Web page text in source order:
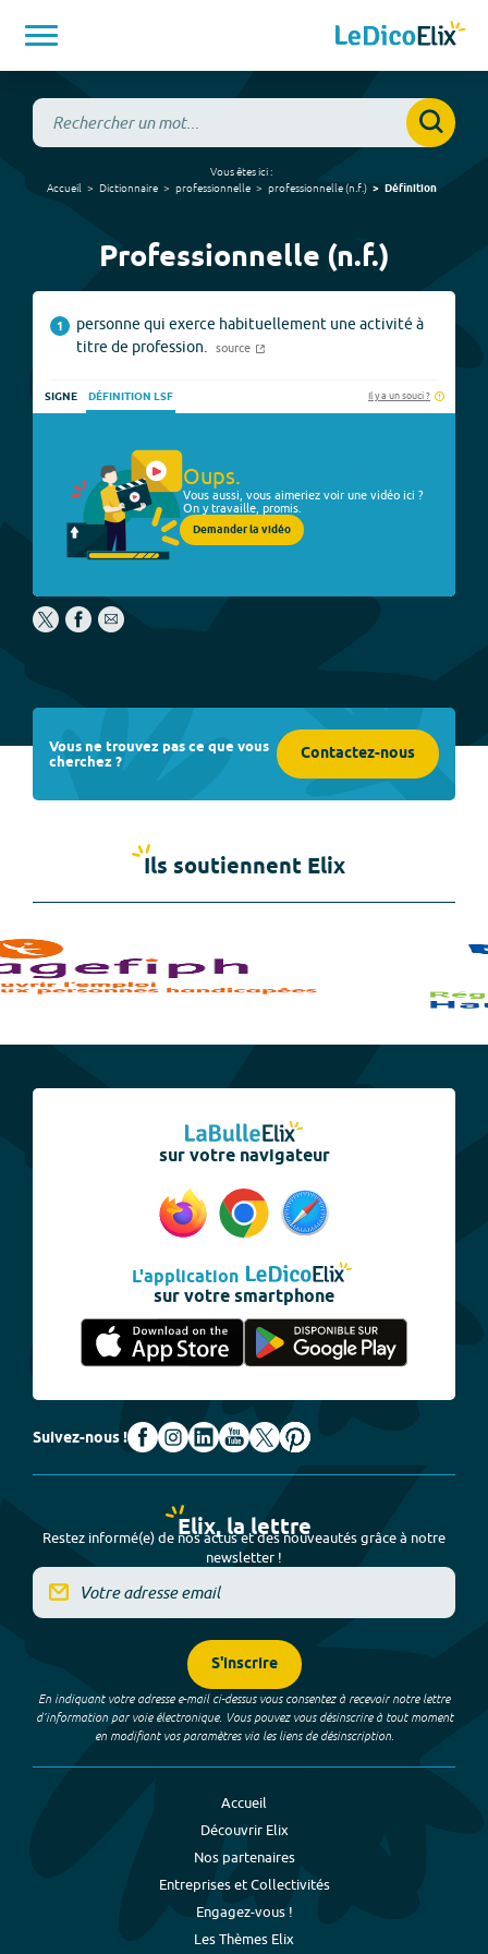
Vous êtes ici :
Accueil
Dictionnaire professionnelle professionnelle(n.f.) Définition
Professionnelle (n.f.)
1
personne qui exerce habituellement une activité à
titre de profession.
source
SIGNE DÉFINITION LSF Il y a un souci ?
Oups.
Vous aussi, vous aimeriez voir une vidéo ici ?
On y travaille, promis.
Demander la vidéo
Vous ne trouvez pas ce que vous
cherchez ? Contactez-nous
Ils soutiennent Elix
sur votre navigateur
L'application
sur votre smartphone
Suivez-nous !
Elix, la lettre
Restez informé(e) de nos actus et des nouveautés grâce à notre
newsletter !
S'inscrire
En indiquant votre adresse e-mail ci-dessus vous consentez à recevoir notre lettre
d’information par voie électronique. Vous pouvez vous désinscrire à tout moment
en modifiant vos paramètres via les liens de désinscription.
Accueil
Découvrir Elix
Nos partenaires
Entreprises et Collectivités
Engagez-vous !
Les Thèmes Elix